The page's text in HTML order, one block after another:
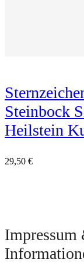
Steinbock
Heilstein
29,50 €